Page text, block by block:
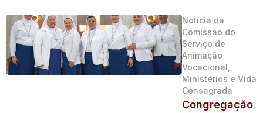
Notícia da
Comissão do
Serviço de
Animação
Vocacional,
Ministérios e Vida
Consagrada
Congregação